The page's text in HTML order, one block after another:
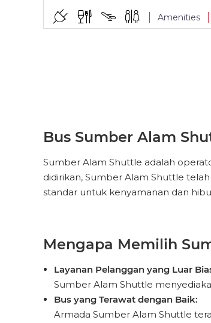
Amenities
Bus Sumber Alam
Sumber Alam Shuttle adalah
didirikan, Sumber Alam Shuttle
standar untuk kenyamanan dan
Mengapa Memilih
Layanan Pelanggan yang Luar
Sumber Alam Shuttle
Bus yang Terawat dengan Baik:
Armada Sumber Alam Shuttle